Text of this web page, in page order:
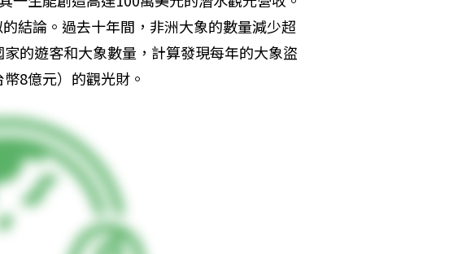
結論。過去十年間，非洲大象的數量減少超
的遊客和大象數量，計算發現每年的大象盜
8億元）的觀光財。